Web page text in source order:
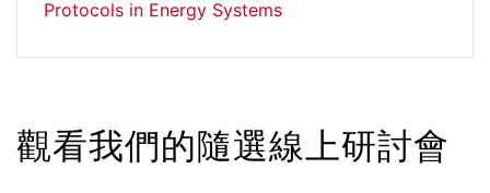
Protocols in Energy Systems
觀看我們的隨選線上研討會